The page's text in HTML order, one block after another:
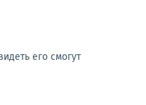
его смогут